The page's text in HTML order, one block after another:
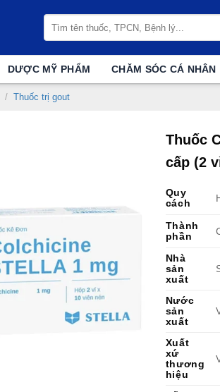
kiếm:
DƯỢC MỸ PHẨM CHĂM SÓC CÁ NHÂN
/ Thuốc trị gout
Thuốc
cấp (2
Quy
cách
Thành
phần
Nhà
sản
xuất
Nước
sản
xuất
Xuất
xứ
thương
hiệu